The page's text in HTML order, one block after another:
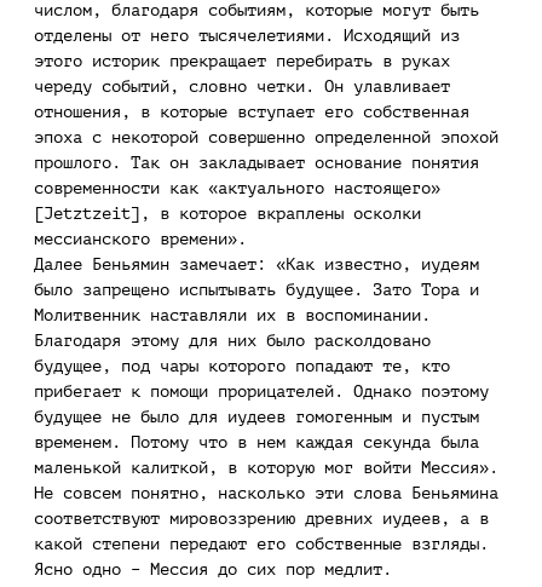
числом, благодаря событиям, которые могут быть
отделены от него тысячелетиями. Исходящий из
этого историк прекращает перебирать в руках
череду событий, словно четки. Он улавливает
отношения, в которые вступает его собственная
эпоха с некоторой совершенно определенной эпохой
прошлого. Так он закладывает основание понятия
современности как «актуального настоящего»
[Jetztzeit], в которое вкраплены осколки
мессианского времени».
Далее Беньямин замечает: «Как известно, иудеям
было запрещено испытывать будущее. Зато Тора и
Молитвенник наставляли их в воспоминании.
Благодаря этому для них было расколдовано
будущее, под чары которого попадают те, кто
прибегает к помощи прорицателей. Однако поэтому
будущее не было для иудеев гомогенным и пустым
временем. Потому что в нем каждая секунда была
маленькой калиткой, в которую мог войти Мессия».
Не совсем понятно, насколько эти слова Беньямина
соответствуют мировоззрению древних иудеев, а в
какой степени передают его собственные взгляды.
Ясно одно – Мессия до сих пор медлит.